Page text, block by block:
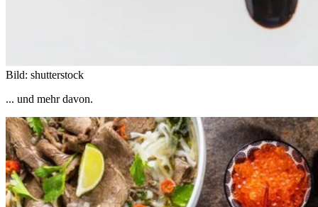
Bild: shutterstock
... und mehr davon.